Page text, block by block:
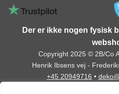
Der er ikke nogen fysisk
Copyright 2025 © 2B/Co
Henrik Ibsens vej -
+45 20949716 •